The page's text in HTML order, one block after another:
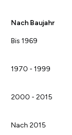
Nach Baujahr
Bis 1969
1970 - 1999
2000 - 2015
Nach 2015